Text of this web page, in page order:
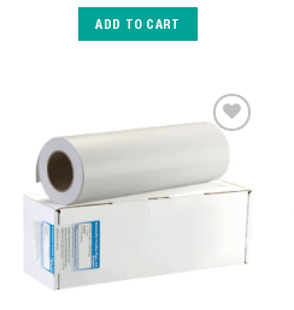
ADD TO CART